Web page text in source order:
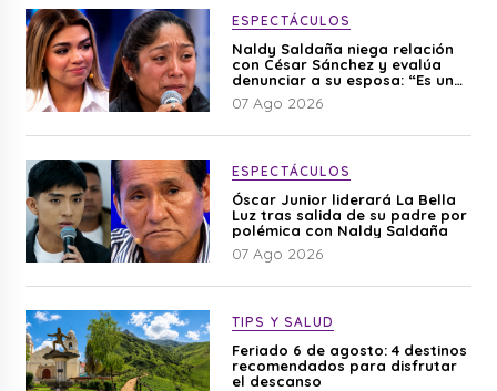
ESPECTÁCULOS
Naldy Saldaña niega relación
con César Sánchez y evalúa
denunciar a su esposa: “Es una
difamación”
07 Ago 2026
ESPECTÁCULOS
Óscar Junior liderará La Bella
Luz tras salida de su padre por
polémica con Naldy Saldaña
07 Ago 2026
TIPS Y SALUD
Feriado 6 de agosto: 4 destinos
recomendados para disfrutar
el descanso